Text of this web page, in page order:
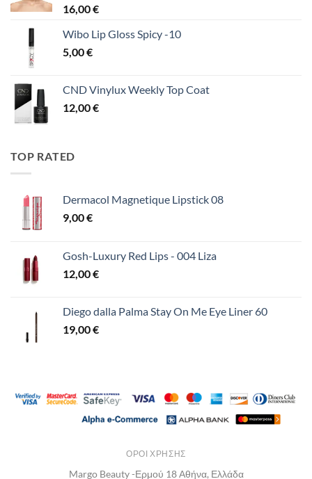
16,00€
Wibo Lip Gloss Spicy -10
5,00€
CND Vinylux Weekly Top Coat
12,00€
TOP RATED
Dermacol Magnetique Lipstick 08
9,00€
Gosh-Luxury Red Lips - 004 Liza
12,00€
Diego dalla Palma Stay On Me Eye Liner 60
19,00€
ΌΡΟΙ ΧΡΉΣΗΣ
Margo Beauty -Ερμού 18 Αθήνα, Ελλάδα